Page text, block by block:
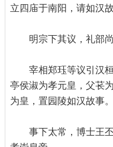
立四庙于南阳，请如汉
明宗下其议，礼部
宰相郑珏等议引汉
亭侯淑为孝元皇，父苌
为皇，置园陵如汉故事。
事下太常，博士王